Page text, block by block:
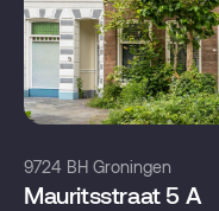
9724 BH Groningen
Mauritsstraat 5 A